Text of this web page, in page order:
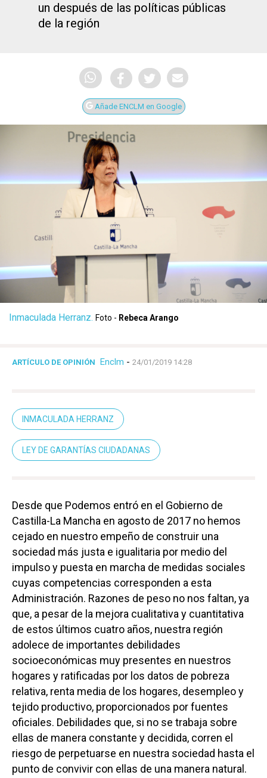
un después de las políticas públicas
de la región
Añade ENCLM en Google
Inmaculada Herranz. Foto - Rebeca Arango
ARTÍCULO DE OPINIÓN Enclm - 24/01/2019 14:28
INMACULADA HERRANZ
LEY DE GARANTÍAS CIUDADANAS
Desde que Podemos entró en el Gobierno de
Castilla-La Mancha en agosto de 2017 no hemos
cejado en nuestro empeño de construir una
sociedad más justa e igualitaria por medio del
impulso y puesta en marcha de medidas sociales
cuyas competencias corresponden a esta
Administración. Razones de peso no nos faltan, ya
que, a pesar de la mejora cualitativa y cuantitativa
de estos últimos cuatro años, nuestra región
adolece de importantes debilidades
socioeconómicas muy presentes en nuestros
hogares y ratificadas por los datos de pobreza
relativa, renta media de los hogares, desempleo y
tejido productivo, proporcionados por fuentes
oficiales. Debilidades que, si no se trabaja sobre
ellas de manera constante y decidida, corren el
riesgo de perpetuarse en nuestra sociedad hasta el
punto de convivir con ellas de una manera natural.